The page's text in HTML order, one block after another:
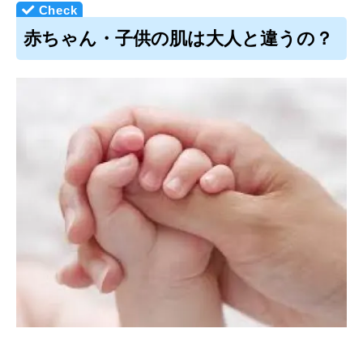
赤ちゃん・子供の肌は大人と違うの？